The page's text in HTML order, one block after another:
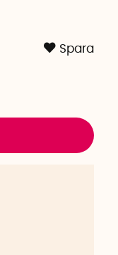
Spara